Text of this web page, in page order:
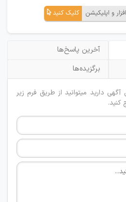
و اپلیکیشن کلیک کنید
آخرین پاسخ‌ها
برگزیده‌ها
آگهی دارید میتوانید از طریق فرم زیر
کنید.